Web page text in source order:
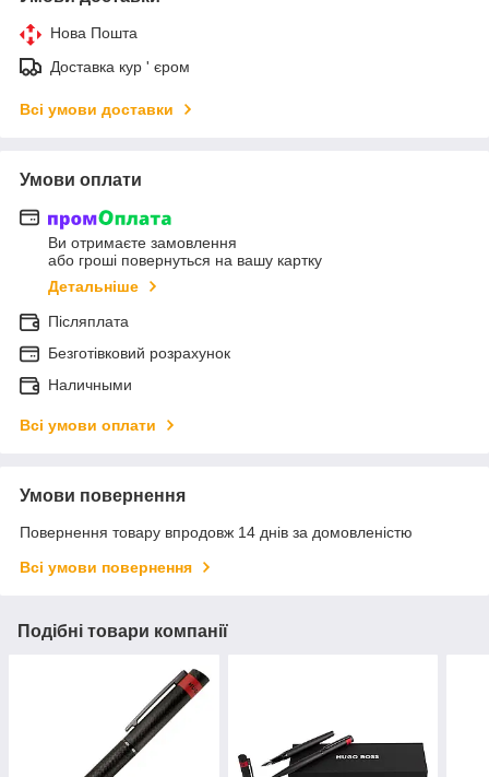
Нова Пошта
Доставка кур ' єром
Всі умови доставки
Умови оплати
Ви отримаєте замовлення
або гроші повернуться на вашу картку
Детальніше
Післяплата
Безготівковий розрахунок
Наличными
Всі умови оплати
Умови повернення
Повернення товару впродовж 14 днів за домовленістю
Всі умови повернення
Подібні товари компанії